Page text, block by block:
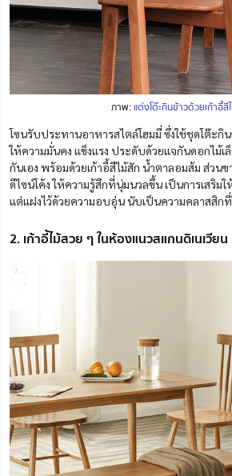
ภาพ: แต่งโต๊ะกินข้าวด้วยเก้าอี้สี
โซนรับประทานอาหารสไตล์โฮมมี่ ซึ่งใช้ชุดโต๊ะกิ
ให้ความมั่นคง แข็งแรง ประดับด้วยแจกันดอกไม้เ
กันเอง พร้อมด้วยเก้าอี้สีไม้สัก น้ำตาลอมส้ม ส่วน
ดีไซน์โค้ง ให้ความรู้สึกที่นุ่มนวลขึ้น เป็นการเสริม
แต่แฝงไว้ด้วยความอบอุ่น นับเป็นความคลาสสิก
2. เก้าอี้ไม้สวย ๆ ในห้องแนวสแกนดิเนเวียน